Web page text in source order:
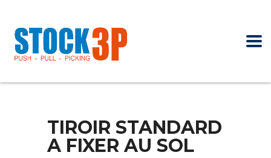
TIROIR STANDARD
A FIXER AU SOL